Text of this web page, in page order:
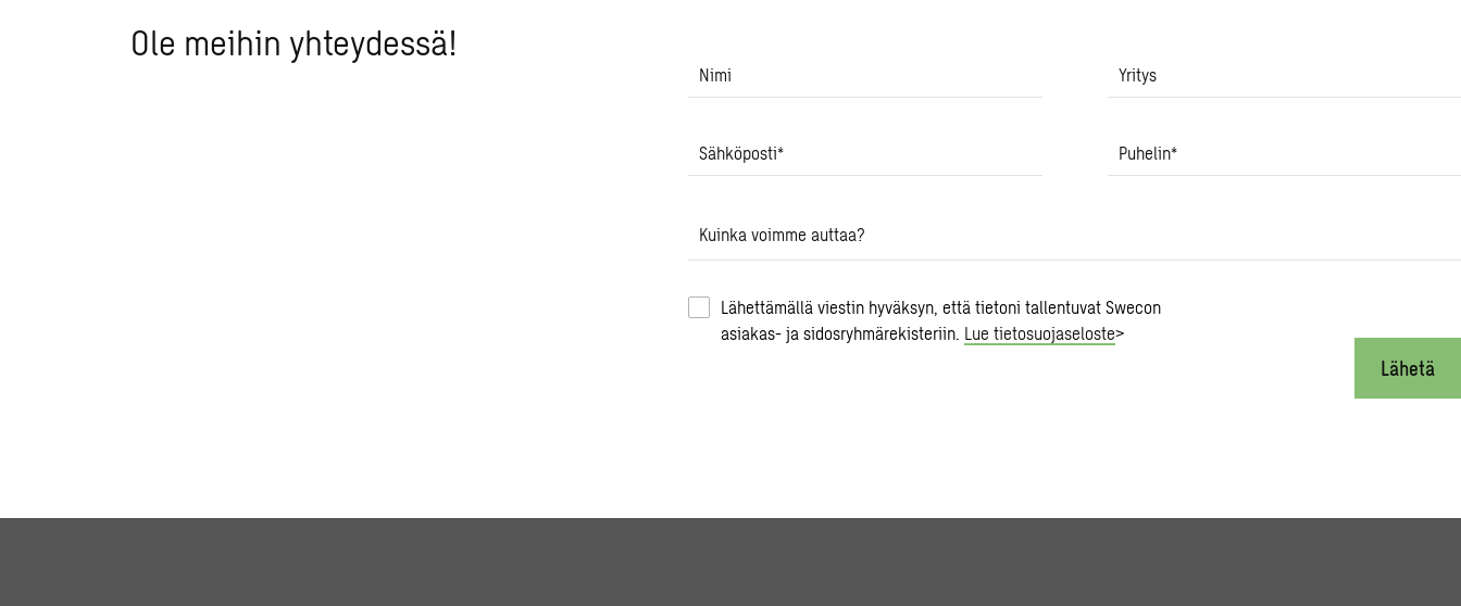
Ole meihin yhteydessä!
Nimi Yritys
Sähköposti* Puhelin*
Kuinka voimme auttaa?
Lähettämällä viestin hyväksyn, että tietoni tallentuvat Swecon
asiakas- ja sidosryhmärekisteriin. Lue tietosuojaseloste>
Lähetä